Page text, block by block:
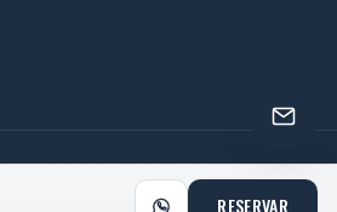
feita à mão em Lisboa
Termos e Condições
RESERVAR